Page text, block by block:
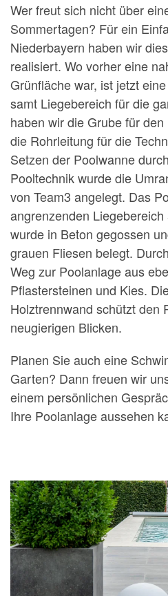
Wer freut sich nicht über
Sommertagen? Für ein
Niederbayern haben wir
realisiert. Wo vorher eine
Grünfläche war, ist jetzt
samt Liegebereich für die
haben wir die Grube für
die Rohrleitung für die
Setzen der Poolwanne
Pooltechnik wurde die
von Team3 angelegt. Das
angrenzenden
wurde in Beton gegossen
grauen Fliesen belegt.
Weg zur Poolanlage aus
Pflastersteinen und Kies.
Holztrennwand schützt den
neugierigen Blicken.
Planen Sie auch eine
Garten? Dann freuen wir
einem persönlichen
Ihre Poolanlage aussehen